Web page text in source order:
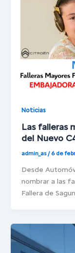
Noticias
Las falleras
del Nuevo
admin_as/6 de
Desde
nombrar a las
Fallera de